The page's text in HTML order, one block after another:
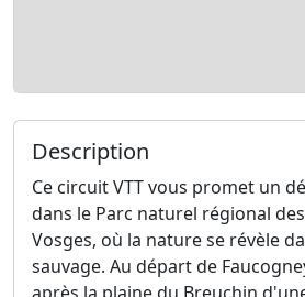
Description
Ce circuit VTT vous promet un
dans le Parc naturel régional
Vosges, où la nature se révèle
sauvage. Au départ de